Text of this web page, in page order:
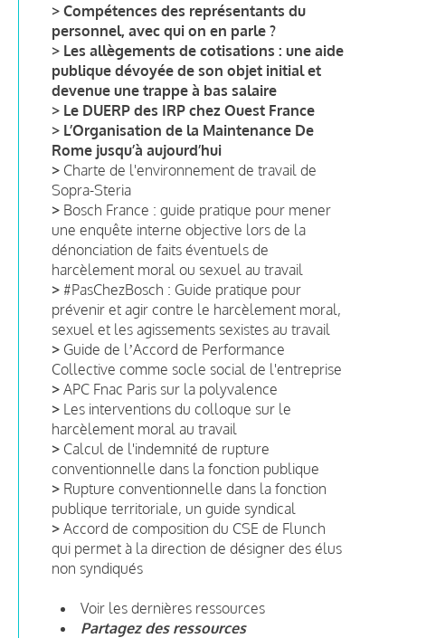
> Compétences des représentants du
personnel, avec qui on en parle ?
> Les allègements de cotisations : une aide
publique dévoyée de son objet initial et
devenue une trappe à bas salaire
> Le DUERP des IRP chez Ouest France
> L’Organisation de la Maintenance De
Rome jusqu’à aujourd’hui
> Charte de l'environnement de travail de
Sopra-Steria
> Bosch France : guide pratique pour mener
une enquête interne objective lors de la
dénonciation de faits éventuels de
harcèlement moral ou sexuel au travail
> #PasChezBosch : Guide pratique pour
prévenir et agir contre le harcèlement moral,
sexuel et les agissements sexistes au travail
> Guide de lʼAccord de Performance
Collective comme socle social de l'entreprise
> APC Fnac Paris sur la polyvalence
> Les interventions du colloque sur le
harcèlement moral au travail
> Calcul de l'indemnité de rupture
conventionnelle dans la fonction publique
> Rupture conventionnelle dans la fonction
publique territoriale, un guide syndical
> Accord de composition du CSE de Flunch
qui permet à la direction de désigner des élus
non syndiqués
Voir les dernières ressources
Partagez des ressources